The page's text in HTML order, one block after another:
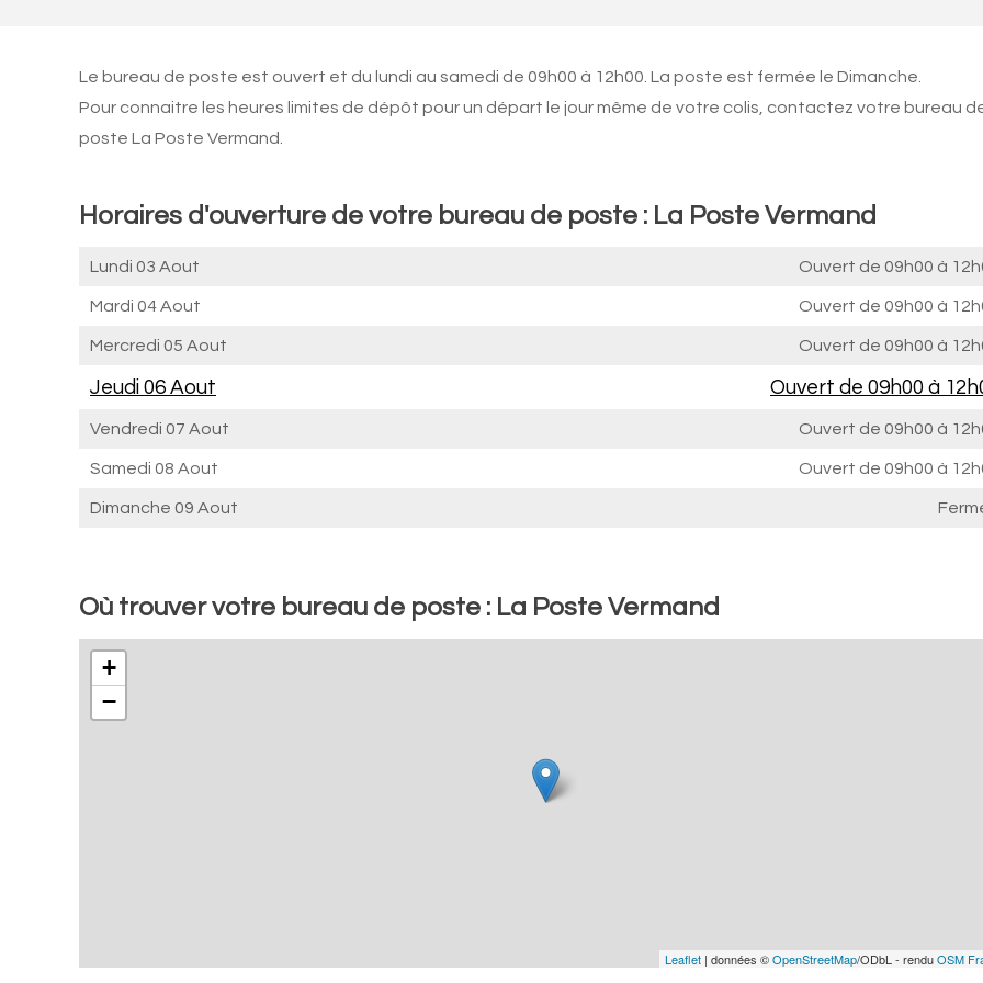
Le bureau de poste est ouvert et du lundi au samedi de 09h00 à 12h00. La poste est fermée le Dimanche.
Pour connaitre les heures limites de dépôt pour un départ le jour même de votre colis, contactez votre bureau
poste La Poste Vermand.
Horaires d'ouverture de votre bureau de poste : La Poste Vermand
Lundi 03 Aout Ouvert de 09h00 à
Mardi 04 Aout Ouvert de 09h00 à
Mercredi 05 Aout Ouvert de 09h00 à
Jeudi 06 Aout Ouvert de 09h00 à
Vendredi 07 Aout Ouvert de 09h00 à
Samedi 08 Aout Ouvert de 09h00 à
Dimanche 09 Aout
Où trouver votre bureau de poste : La Poste Vermand
+
−
Leaflet | données ©OpenStreetMap/ODbL - renduOSM